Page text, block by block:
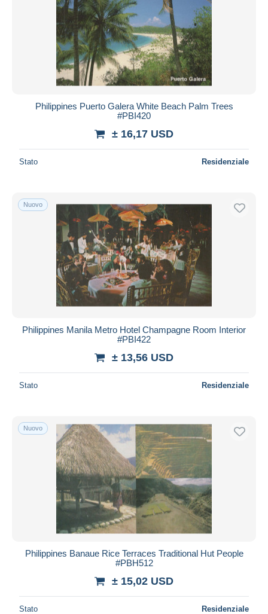
Philippines Puerto Galera White Beach Palm Trees
#PBI420
± 16,17 USD
Stato Residenziale
Nuovo
Philippines Manila Metro Hotel Champagne Room Interior
#PBI422
± 13,56 USD
Stato Residenziale
Nuovo
Philippines Banaue Rice Terraces Traditional Hut People
#PBH512
± 15,02 USD
Stato Residenziale